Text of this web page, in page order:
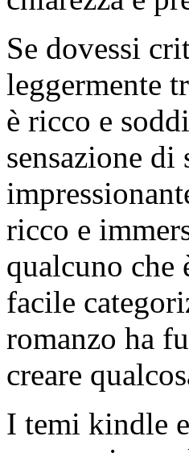
Se dovessi
leggermente
è ricco e
sensazione di
ricco e
qualcuno che
facile
romanzo ha
creare
I temi kindle